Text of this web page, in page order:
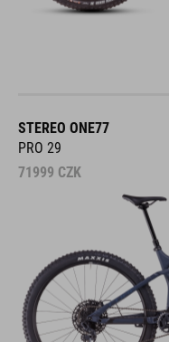
STEREO ONE77
PRO 29
71999 CZK